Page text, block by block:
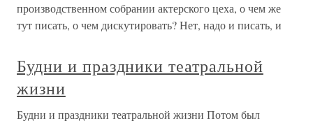
производственном собрании актерского цеха, о чем же
тут писать, о чем дискутировать? Нет, надо и писать, и
Будни и праздники театральной
жизни
Будни и праздники театральной жизни Потом был